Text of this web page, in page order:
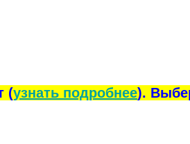
(узнать подробнее).